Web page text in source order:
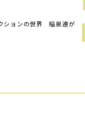
ションの世界 稲泉連が